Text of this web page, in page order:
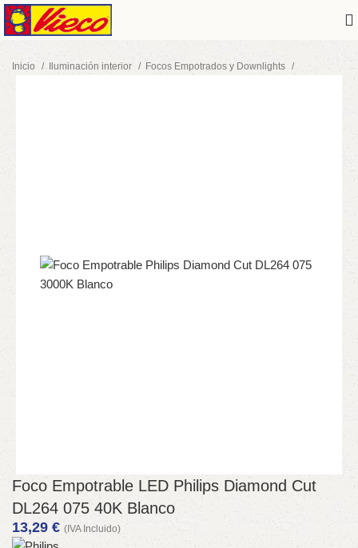
Inicio Iluminación interior Focos Empotrados y Downlights
Foco Empotrable LED Philips Diamond Cut
DL264 075 40K Blanco
13,29 € (IVA Incluido)